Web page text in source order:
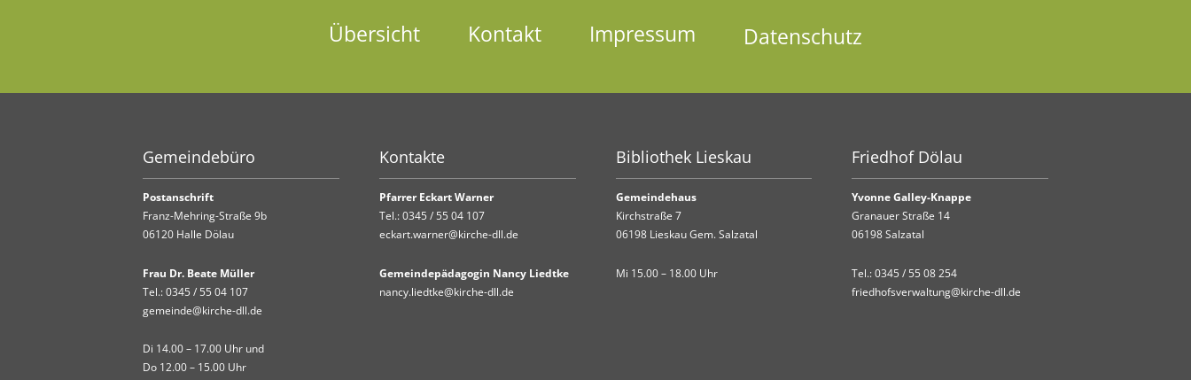
Übersicht Kontakt Impressum Datenschutz
Gemeindebüro
Postanschrift
Franz-Mehring-Straße 9b
06120 Halle Dölau
Frau Dr. Beate Müller
Tel.:0345 / 55 04 107
gemeinde@kirche-dll.de
Di 14.00 – 17.00 Uhr und
Do 12.00 – 15.00 Uhr
Kontakte
Pfarrer Eckart Warner
Tel.:0345 / 55 04 107
eckart.warner@kirche-dll.de
Gemeindepädagogin Nancy Liedtke
nancy.liedtke@kirche-dll.de
Bibliothek Lieskau
Gemeindehaus
Kirchstraße 7
06198 Lieskau Gem. Salzatal
Mi 15.00 – 18.00 Uhr
Friedhof Dölau
Yvonne Galley-Knappe
Granauer Straße 14
06198 Salzatal
Tel.:0345 / 55 08 254
friedhofsverwaltung@kirche-dll.de